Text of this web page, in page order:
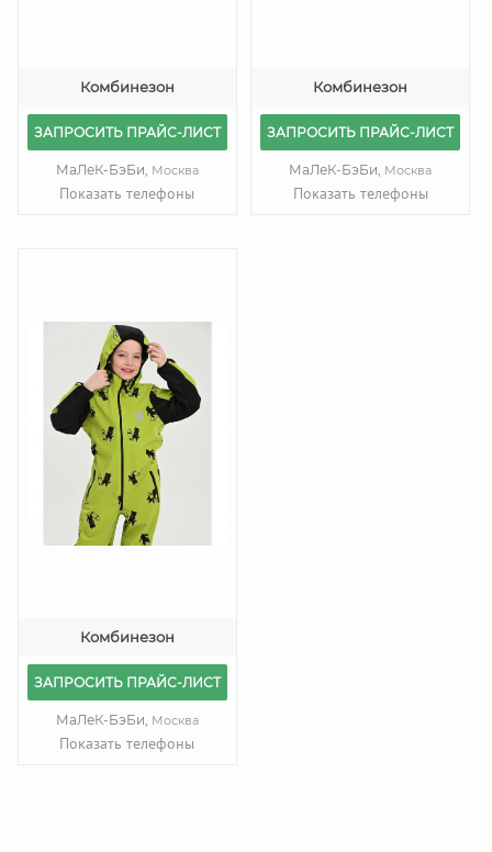
Комбинезон
ЗАПРОСИТЬ ПРАЙС-ЛИСТ
МаЛеК-БэБи, Москва
Показать телефоны
Комбинезон
ЗАПРОСИТЬ ПРАЙС-ЛИСТ
МаЛеК-БэБи, Москва
Показать телефоны
Комбинезон
ЗАПРОСИТЬ ПРАЙС-ЛИСТ
МаЛеК-БэБи, Москва
Показать телефоны